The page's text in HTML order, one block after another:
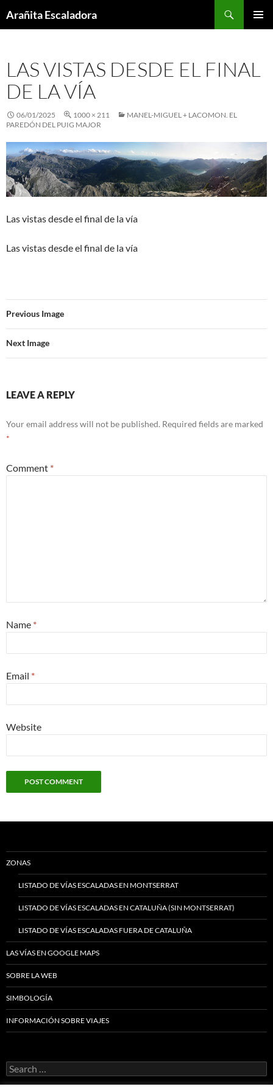
toArañita Escaladora
LAS VISTAS DESDE EL FINAL
DE LA VÍA
06/01/2025 1000 × 211
MANEL-MIGUEL + LACOMON. EL
PAREDÓN DEL PUIG MAJOR
Las vistas desde el final de la vía
Las vistas desde el final de la vía
Previous Image
Next Image
LEAVE A REPLY
Your email address will not be published. Required fields are marked
*
Comment *
Name *
Email *
Website
ZONAS
LISTADO DE VÍAS ESCALADAS EN MONTSERRAT
LISTADO DE VÍAS ESCALADAS EN CATALUÑA (SIN MONTSERRAT)
LISTADO DE VÍAS ESCALADAS FUERA DE CATALUÑA
LAS VÍAS EN GOOGLE MAPS
SOBRE LA WEB
SIMBOLOGÍA
INFORMACIÓN SOBRE VIAJES
Search
for: